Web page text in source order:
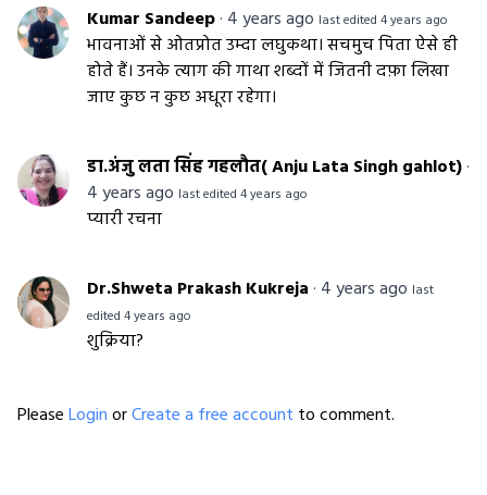
Kumar Sandeep· 4 years ago last edited 4 years ago
भावनाओं से ओतप्रोत उम्दा लघुकथा। सचमुच पिता ऐसे ही
होते हैं। उनके त्याग की गाथा शब्दों में जितनी दफ़ा लिखा
जाए कुछ न कुछ अधूरा रहेगा।
डा.अंजु लता सिंह गहलौत( Anju Lata Singh gahlot)·
4 years ago last edited 4 years ago
प्यारी रचना
Dr.Shweta Prakash Kukreja· 4 years ago last
edited 4 years ago
शुक्रिया?
PleaseLoginorCreate a free account to comment.